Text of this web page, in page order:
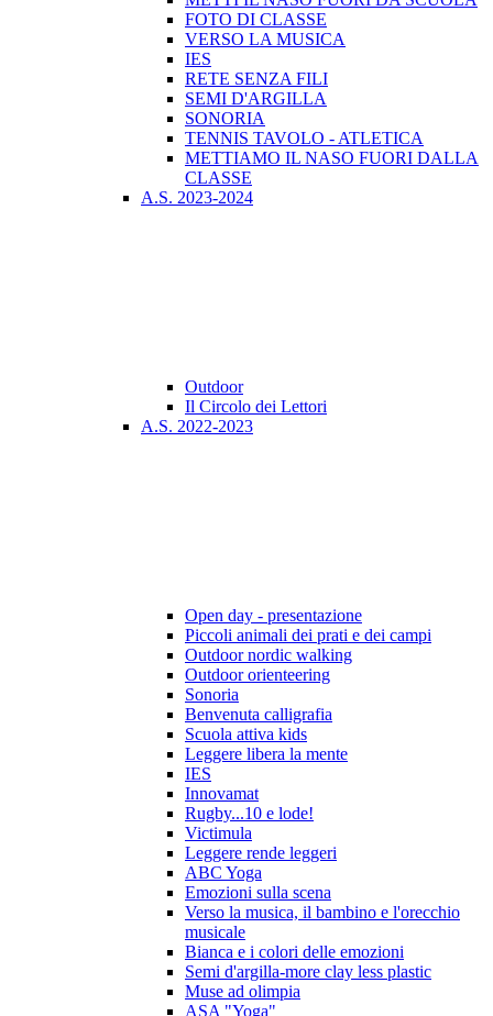
FOTO DI CLASSE
VERSO LA MUSICA
IES
RETE SENZA FILI
SEMI D'ARGILLA
SONORIA
TENNIS TAVOLO - ATLETICA
METTIAMO IL NASO FUORI DALLA
CLASSE
A.S. 2023-2024
Outdoor
Il Circolo dei Lettori
A.S. 2022-2023
Open day - presentazione
Piccoli animali dei prati e dei campi
Outdoor nordic walking
Outdoor orienteering
Sonoria
Benvenuta calligrafia
Scuola attiva kids
Leggere libera la mente
IES
Innovamat
Rugby...10 e lode!
Victimula
Leggere rende leggeri
ABC Yoga
Emozioni sulla scena
Verso la musica, il bambino e l'orecchio
musicale
Bianca e i colori delle emozioni
Semi d'argilla-more clay less plastic
Muse ad olimpia
ASA "Yoga"